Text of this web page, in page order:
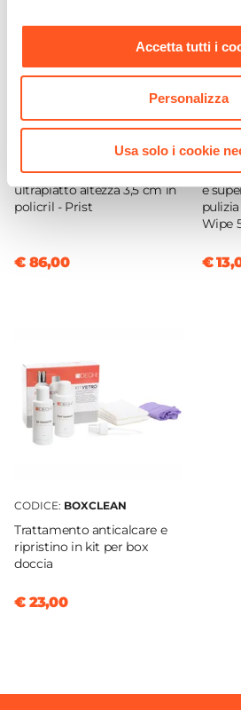
Accetta tutti i
Personalizza
Usa solo i cookie
Piatto doccia 70x100 cm
ultrapiatto altezza 3,5 cm in
policril - Prist
€ 86,00
e
Wipe
€
CODICE: BOXCLEAN
Trattamento anticalcare e
ripristino in kit per box
doccia
€ 23,00